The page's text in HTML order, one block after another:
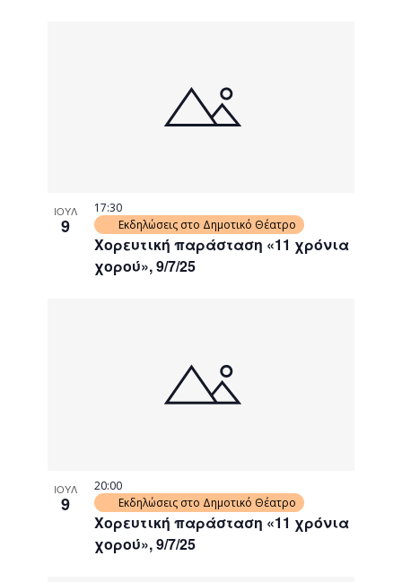
ΙΟΥΛ
9
Χορευτική παράσταση «11 χρόνια
χορού», 9/7/25
17:30
Εκδηλώσεις στο Δημοτικό Θέατρο
ΙΟΥΛ
9
Χορευτική παράσταση «11 χρόνια
χορού», 9/7/25
20:00
Εκδηλώσεις στο Δημοτικό Θέατρο